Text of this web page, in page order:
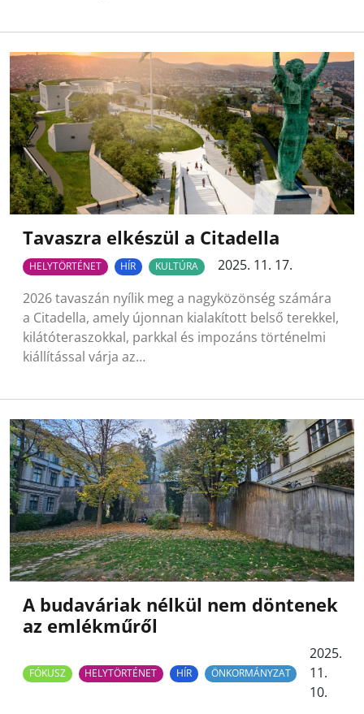
Tavaszra elkészül a Citadella
HELYTÖRTÉNET HÍR KULTÚRA
2025. 11. 17.
2026 tavaszán nyílik meg a nagyközönség számára
a Citadella, amely újonnan kialakított belső terekkel,
kilátóteraszokkal, parkkal és impozáns történelmi
kiállítással várja az…
A budaváriak nélkül nem döntenek
az emlékműről
FÓKUSZ HELYTÖRTÉNET HÍR ÖNKORMÁNYZAT
2025.
11.
10.